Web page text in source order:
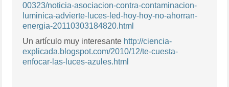
00323/noticia-asociacion-contra-contaminacion-
luminica-advierte-luces-led-hoy-hoy-no-ahorran-
energia-20110303184820.html
Un artículo muy interesante http://ciencia-
explicada.blogspot.com/2010/12/te-cuesta-
enfocar-las-luces-azules.html